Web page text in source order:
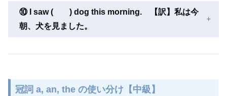
⑩ I saw ( ) dog this morning. 【訳】私は今
朝、犬を見ました。
冠詞 a, an, the の使い分け【中級】